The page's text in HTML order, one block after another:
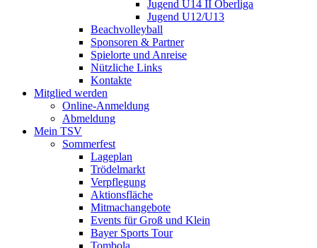
Jugend U14 II Oberliga
Jugend U12/U13
Beachvolleyball
Sponsoren & Partner
Spielorte und Anreise
Nützliche Links
Kontakte
Mitglied werden
Online-Anmeldung
Abmeldung
Mein TSV
Sommerfest
Lageplan
Trödelmarkt
Verpflegung
Aktionsfläche
Mitmachangebote
Events für Groß und Klein
Bayer Sports Tour